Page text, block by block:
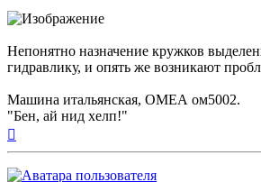
Непонятно назначение кружков
гидравлику, и опять же возникают
Машина итальянская, ОМЕА ом5002.
"Бен, ай нид хелп!"